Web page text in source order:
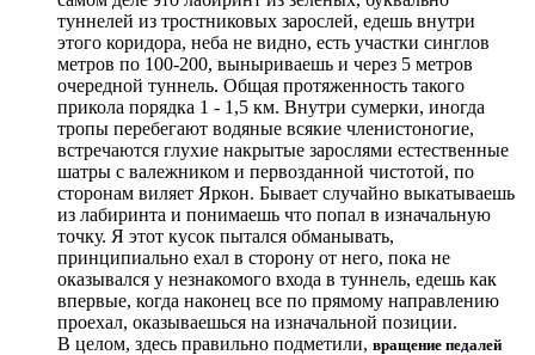
туннелей из тростниковых зарослей, едешь внутри
этого коридора, неба не видно, есть участки синглов
метров по 100-200, выныриваешь и через 5 метров
очередной туннель. Общая протяженность такого
прикола порядка 1 - 1,5 км. Внутри сумерки, иногда
тропы перебегают водяные всякие членистоногие,
встречаются глухие накрытые зарослями естественные
шатры с валежником и первозданной чистотой, по
сторонам виляет Яркон. Бывает случайно выкатываешь
из лабиринта и понимаешь что попал в изначальную
точку. Я этот кусок пытался обманывать,
принципиально ехал в сторону от него, пока не
оказывался у незнакомого входа в туннель, едешь как
впервые, когда наконец все по прямому направлению
проехал, оказываешься на изначальной позиции.
В целом, здесь правильно подметили, вращение педалей